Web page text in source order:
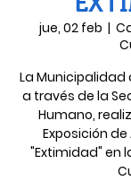
jue, 02 feb
  |
La Municipalidad
a través de la
Humano,
Exposición
"Extimidad" en